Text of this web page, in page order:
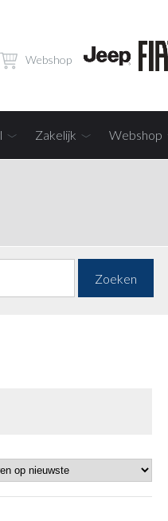
Webshop
Zakelijk Webshop
Zoeken